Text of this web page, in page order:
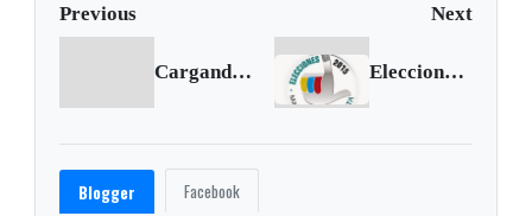
Previous Next
Cargando anterior... Elecciones 2015: Santana decide
Blogger Facebook